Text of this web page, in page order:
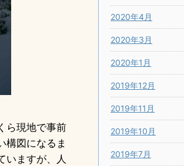
ら現地で事前
構図になるま
いますが、人
2020年4月
2020年3月
2020年1月
2019年12月
2019年11月
2019年10月
2019年7月